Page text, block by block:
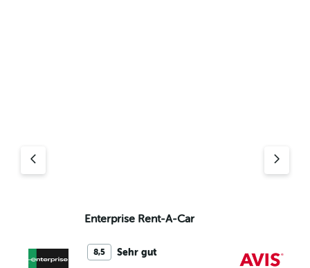
Enterprise Rent-A-Car
8,5 Sehr gut